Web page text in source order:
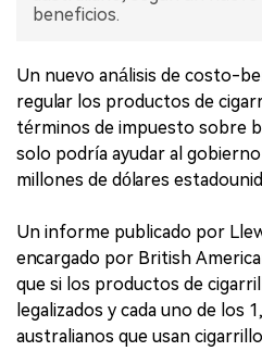
beneficios.
Un nuevo análisis de costo-
regular los productos de
términos de impuesto sobre
solo podría ayudar al
millones de dólares
Un informe publicado por
encargado por British
que si los productos de
legalizados y cada uno de los
australianos que usan